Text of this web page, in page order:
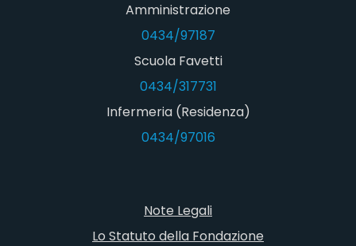
Amministrazione
0434/97187
Scuola Favetti
0434/317731
Infermeria (Residenza)
0434/97016
Note Legali
Lo Statuto della Fondazione